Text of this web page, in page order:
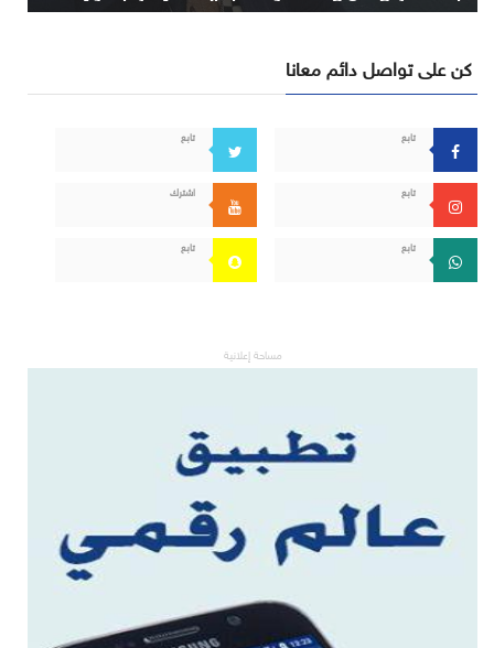
كن على تواصل دائم معانا
تابع تابع
تابع اشترك
تابع تابع
مساحة إعلانية